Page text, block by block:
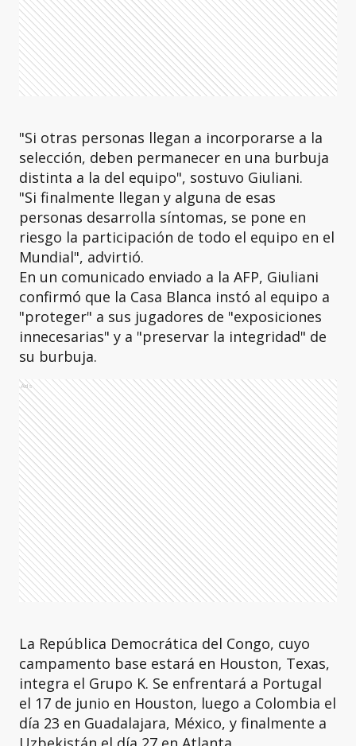
"Si otras personas llegan a incorporarse a la
selección, deben permanecer en una burbuja
distinta a la del equipo", sostuvo Giuliani.
"Si finalmente llegan y alguna de esas
personas desarrolla síntomas, se pone en
riesgo la participación de todo el equipo en el
Mundial", advirtió.
En un comunicado enviado a la AFP, Giuliani
confirmó que la Casa Blanca instó al equipo a
"proteger" a sus jugadores de "exposiciones
innecesarias" y a "preservar la integridad" de
su burbuja.
Ads
La República Democrática del Congo, cuyo
campamento base estará en Houston, Texas,
integra el Grupo K. Se enfrentará a Portugal
el 17 de junio en Houston, luego a Colombia el
día 23 en Guadalajara, México, y finalmente a